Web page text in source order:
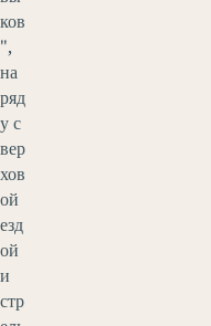
ков
",
на
ряд
у с
вер
хов
ой
езд
ой
и
стр